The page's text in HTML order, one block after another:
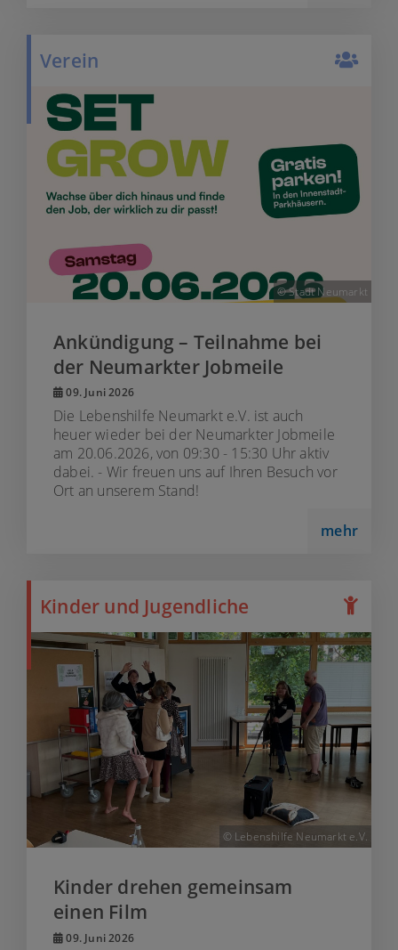
Verein
© Stadt Neumarkt
Ankündigung – Teilnahme bei
der Neumarkter Jobmeile
09. Juni 2026
Die Lebenshilfe Neumarkt e.V. ist auch
heuer wieder bei der Neumarkter Jobmeile
am 20.06.2026, von 09:30 - 15:30 Uhr aktiv
dabei. - Wir freuen uns auf Ihren Besuch vor
Ort an unserem Stand!
mehr
Kinder und Jugendliche
© Lebenshilfe Neumarkt e.V.
Kinder drehen gemeinsam
einen Film
09. Juni 2026